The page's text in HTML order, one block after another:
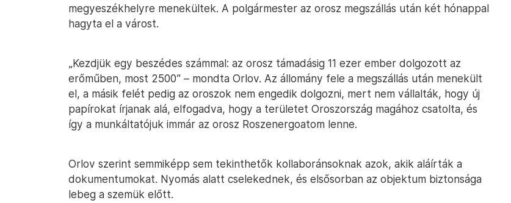
megyeszékhelyre menekültek. A polgármester az orosz megszállás után két hónappal
hagyta el a várost.
„Kezdjük egy beszédes számmal: az orosz támadásig 11 ezer ember dolgozott az
erőműben, most 2500” – mondta Orlov. Az állomány fele a megszállás után menekült
el, a másik felét pedig az oroszok nem engedik dolgozni, mert nem vállalták, hogy új
papírokat írjanak alá, elfogadva, hogy a területet Oroszország magához csatolta, és
így a munkáltatójuk immár az orosz Roszenergoatom lenne.
Orlov szerint semmiképp sem tekinthetők kollaboránsoknak azok, akik aláírták a
dokumentumokat. Nyomás alatt cselekednek, és elsősorban az objektum biztonsága
lebeg a szemük előtt.